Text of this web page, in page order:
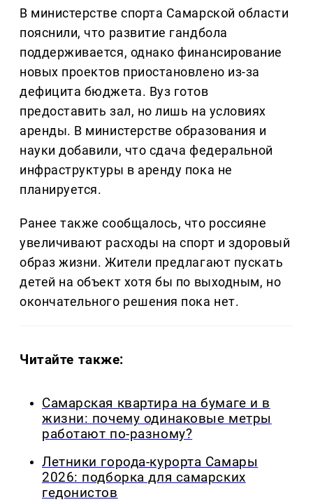
В министерстве спорта Самарской области
пояснили, что развитие гандбола
поддерживается, однако финансирование
новых проектов приостановлено из-за
дефицита бюджета. Вуз готов
предоставить зал, но лишь на условиях
аренды. В министерстве образования и
науки добавили, что сдача федеральной
инфраструктуры в аренду пока не
планируется.
Ранее также сообщалось, что россияне
увеличивают расходы на спорт и здоровый
образ жизни. Жители предлагают пускать
детей на объект хотя бы по выходным, но
окончательного решения пока нет.
Читайте также:
Самарская квартира на бумаге и в
жизни: почему одинаковые метры
работают по-разному?
Летники города-курорта Самары
2026: подборка для самарских
гедонистов